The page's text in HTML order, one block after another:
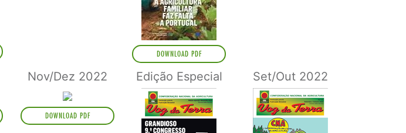
DOWNLOAD PDF
Nov/Dez 2022
DOWNLOAD PDF
Edição Especial Set/Out 2022